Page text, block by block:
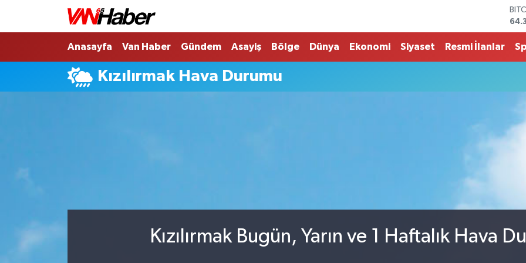
Anasayfa Van Haber Gündem Asayiş Bölge Dünya Ekonomi Siyaset Resmi İlanlar
Kızılırmak Hava Durumu
Kızılırmak Bugün, Yarın ve 1 Haftalık Hava
Nöbetçi Eczaneler
Hava Durumu
Haber Arşivi